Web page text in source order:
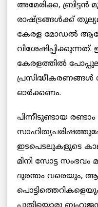
അമേരിക്ക, ബ്രിട്ടന്‍
രാഷ്ട്രങ്ങള്‍ക്ക്
കേരള മോഡല്‍
കേരളത്തില്‍
പ്രസിദ്ധീകരണങ്ങള്‍
ഓര്‍ക്കണം.
പിന്നീടുണ്ടായ
ഇടപെടലുകളുടെ
മിനി സോട്ട
ദുരന്തം വരെയും,